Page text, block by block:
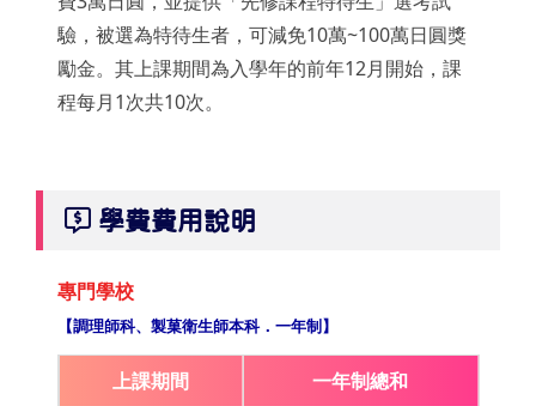
驗，被選為特待生者，可減免10萬~100萬日圓獎
勵金。其上課期間為入學年的前年12月開始，課
程每月1次共10次。
學費費用說明
專門學校
【調理師科、製菓衛生師本科．一年制】
上課期間 一年制總和